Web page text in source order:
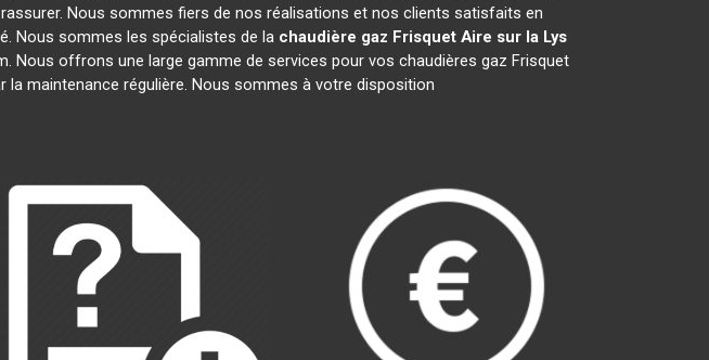
Nous sommes fiers de nos réalisations et nos clients satisfaits en
Nous sommes les spécialistes de la chaudière gaz Frisquet Aire sur la Lys
offrons une large gamme de services pour vos chaudières gaz Frisquet
la maintenance régulière. Nous sommes à votre disposition